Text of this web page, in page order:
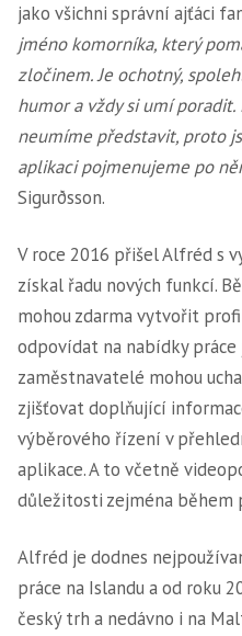
jako všichni správní ajťáci
jméno komorníka, který
zločinem. Je ochotný,
humor a vždy si umí
neumíme představit, proto
aplikaci pojmenujeme po
Sigurðsson.
V roce 2016 přišel Alfréd s
získal řadu nových funkcí.
mohou zdarma vytvořit
odpovídat na nabídky
zaměstnavatelé mohou
zjišťovat doplňující
výběrového řízení v
aplikace. A to včetně
důležitosti zejména během
Alfréd je dodnes
práce na Islandu a od roku
český trh a nedávno i na